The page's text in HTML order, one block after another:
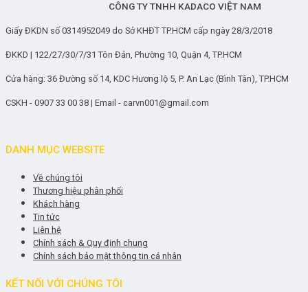
CÔNG TY TNHH KADACO VIỆT NAM
Giấy ĐKDN số 0314952049 do Sở KHĐT TP.HCM cấp ngày 28/3/2018
ĐKKD | 122/27/30/7/31 Tôn Đản, Phường 10, Quận 4, TP.HCM
Cửa hàng: 36 Đường số 14, KDC Hương lộ 5, P. An Lạc (Bình Tân), TP.HCM
CSKH - 0907 33 00 38 | Email - carvn001@gmail.com
DANH MỤC WEBSITE
Về chúng tôi
Thương hiệu phân phối
Khách hàng
Tin tức
Liên hệ
Chính sách & Quy định chung
Chính sách bảo mật thông tin cá nhân
KẾT NỐI VỚI CHÚNG TÔI